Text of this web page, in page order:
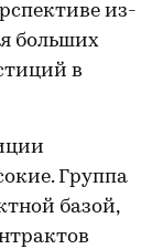
из-
больших
в
Группа
базой,